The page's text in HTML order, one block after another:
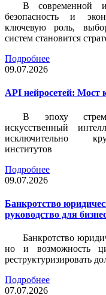
В современной
безопасность и
ключевую роль,
систем становится
Подробнее
09.07.2026
API нейросетей: Мост
В эпоху
искусственный
исключительно
институтов
Подробнее
09.07.2026
Банкротство
руководство для
Банкротство
но и возможность
реструктуризировать
Подробнее
07.07.2026